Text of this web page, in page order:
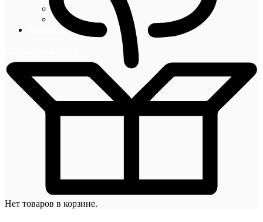
Блог
Новости
Контакты
Нет товаров в корзине.